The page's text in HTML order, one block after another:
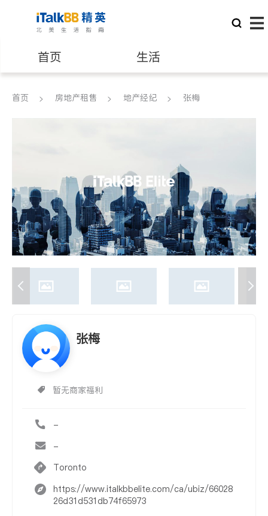
首页 生活
医生 律师
会计师
建筑装修
首页 房地产租售 地产经纪 张梅
张梅
暂无商家福利
-
-
Toronto
https://www.italkbbelite.com/ca/ubiz/66028
26d31d531db74f65973